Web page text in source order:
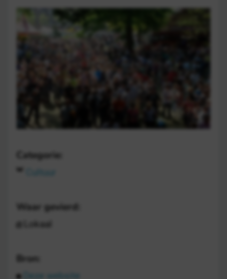
Categorie:
Waar gevierd:
Lokaal
Bron: